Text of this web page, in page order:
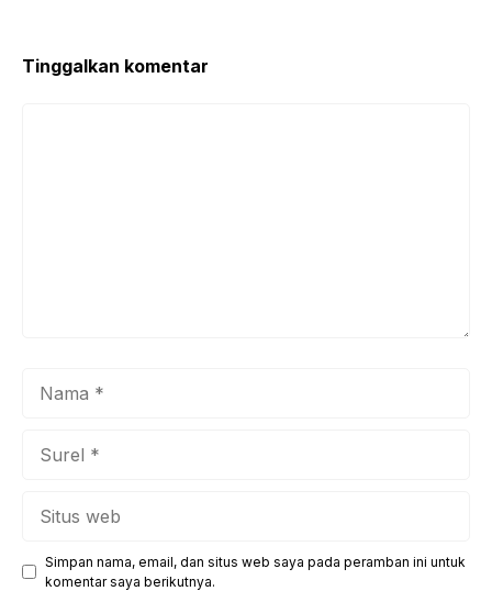
Tinggalkan komentar
Simpan nama, email, dan situs web saya pada peramban ini untuk
komentar saya berikutnya.